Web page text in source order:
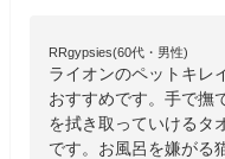
RRgypsies(60代・男性)
ライオンのペットキレ
おすすめです。手で撫
を拭き取っていけるタ
です。お風呂を嫌がる